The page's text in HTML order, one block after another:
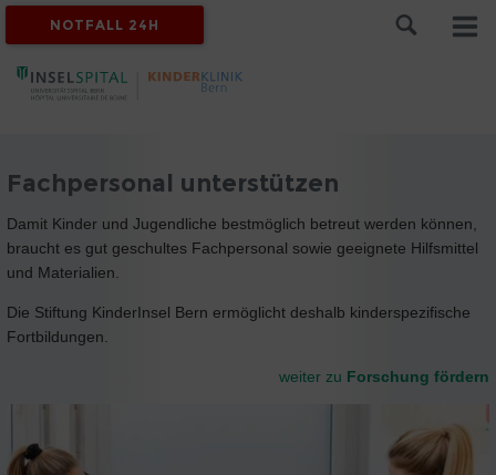
NOTFALL 24H
Fachpersonal unterstützen
Damit Kinder und Jugendliche bestmöglich betreut werden können,
braucht es gut geschultes Fachpersonal sowie geeignete Hilfsmittel
und Materialien.
Die Stiftung KinderInsel Bern ermöglicht deshalb kinderspezifische
Fortbildungen.
weiter zu Forschung fördern